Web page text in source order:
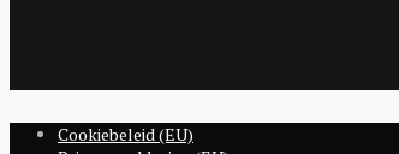
Cookiebeleid (EU)